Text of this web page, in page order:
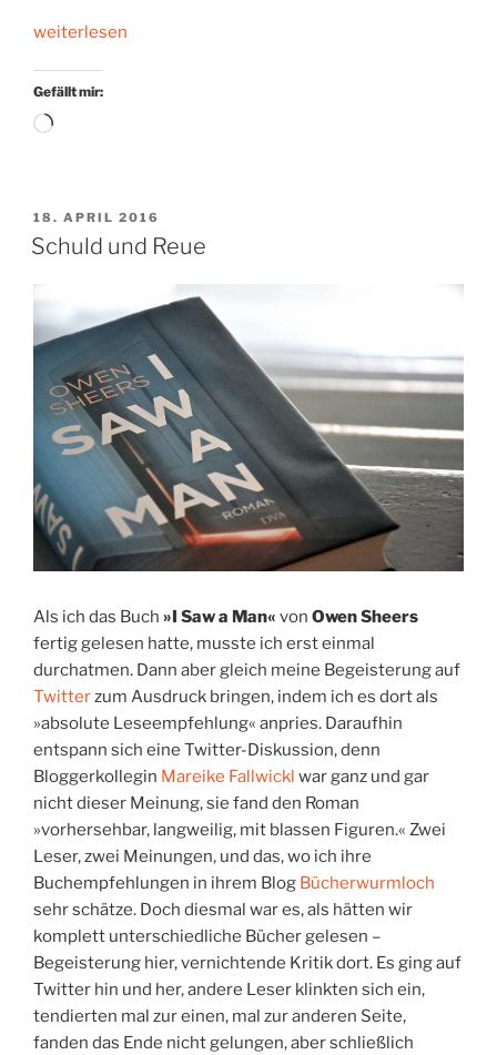
„Im
weiterlesen
Gefällt mir:
Wird
VERÖFFENTLICHT
AM
18. APRIL 2016
Schuld und Reue
Als ich das Buch »I Saw a Man« von Owen Sheers
fertig gelesen hatte, musste ich erst einmal
durchatmen. Dann aber gleich meine Begeisterung auf
Twitterzum Ausdruck bringen, indem ich es dort als
»absolute Leseempfehlung« anpries. Daraufhin
entspann sich eine Twitter-Diskussion, denn
Bloggerkollegin Mareike Fallwickl war ganz und gar
nicht dieser Meinung, sie fand den Roman
»vorhersehbar, langweilig, mit blassen Figuren.« Zwei
Leser, zwei Meinungen, und das, wo ich ihre
Buchempfehlungen in ihrem Blog Bücherwurmloch
sehr schätze. Doch diesmal war es, als hätten wir
komplett unterschiedliche Bücher gelesen –
Begeisterung hier, vernichtende Kritik dort. Es ging auf
Twitter hin und her, andere Leser klinkten sich ein,
tendierten mal zur einen, mal zur anderen Seite,
fanden das Ende nicht gelungen, aber schließlich